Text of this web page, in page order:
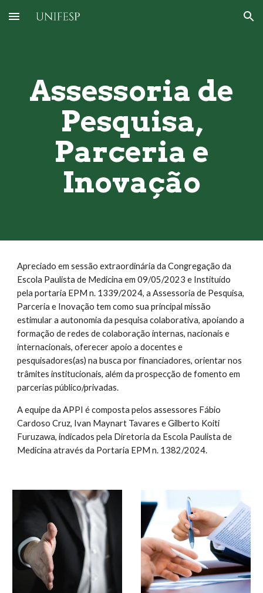
Skip to main content Skip to navigation
Assessoria de
Pesquisa,
Parceria e
Inovação
Apreciado em sessão extraordinária da Congregação da
Escola Paulista de Medicina em 09/05/2023 e Instituído
pela portaria EPM n. 1339/2024, a Assessoria de Pesquisa,
Parceria e Inovação tem como sua principal missão
estimular a autonomia da pesquisa colaborativa, apoiando a
formação de redes de colaboração internas, nacionais e
internacionais, oferecer apoio a docentes e
pesquisadores(as) na busca por financiadores, orientar nos
trâmites institucionais, além da prospecção de fomento em
parcerias público/privadas.
A equipe da APPI é composta pelos assessores Fábio
Cardoso Cruz, Ivan Maynart Tavares e Gilberto Koiti
Furuzawa, indicados pela Diretoria da Escola Paulista de
Medicina através da Portaria EPM n. 1382/2024.